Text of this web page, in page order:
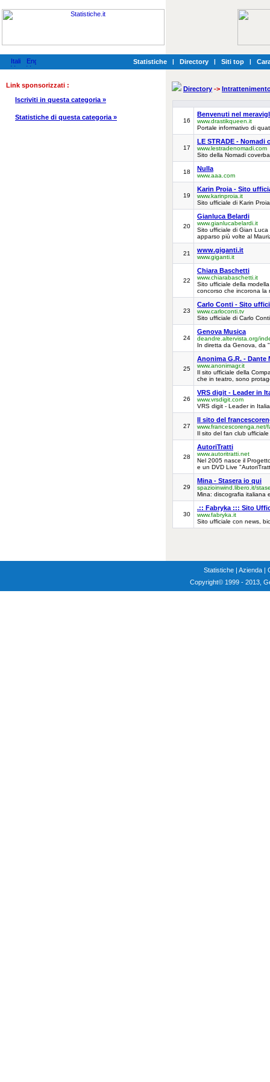
Statistiche | Directory | Siti top |
Link sponsorizzati :
Iscriviti in questa categoria »
Statistiche di questa categoria »
Directory ->
16
Benvenuti nel
www.drastikqueen.it
Portale informativo di
17
LE STRADE - Nomadi
www.lestradenomadi.com
Sito della Nomadi
18 Nulla
www.aaa.com
19
Karin Proia - Sito
www.karinproia.it
Sito ufficiale di Karin Proia
20
Gianluca Belardi
www.gianlucabelardi.it
Sito ufficiale di Gian
apparso più volte al
21 www.giganti.it
www.giganti.it
22
Chiara Baschetti
www.chiarabaschetti.it
Sito ufficiale della
concorso che incorona la
23
Carlo Conti - Sito
www.carloconti.tv
Sito ufficiale di Carlo Conti
24
Genova Musica
deandre.altervista.org/
In diretta da Genova, da
25
Anonima G.R. - Dante
www.anonimagr.it
Il sito ufficiale della
che in teatro, sono
26
VRS digit - Leader in
www.vrsdigit.com
VRS digit - Leader in
27
Il sito del
www.francescorenga.net/
Il sito del fan club
28
AutoriTratti
www.autoritratti.net
Nel 2005 nasce il
e un DVD Live
29
Mina - Stasera io qui
spazioinwind.libero.it/
Mina: discografia italiana
30
.:: Fabryka ::: Sito
www.fabryka.it
Sito ufficiale con news,
Statistiche | Azienda |
Copyright© 1999 - 2013,